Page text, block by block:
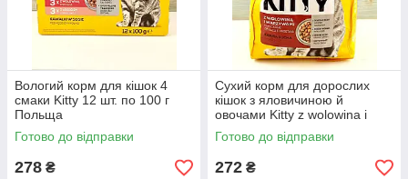
Вологий корм для кішок 4
смаки Kitty 12 шт. по 100 г
Польща
Готово до відправки
278 ₴
Сухий корм для дорослих
кішок з яловичиною й
овочами Kitty z wolowina i
warzywami 2 кг Польща
Готово до відправки
272 ₴